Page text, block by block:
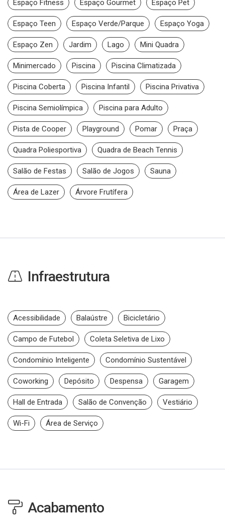
Espaço Fitness Espaço Gourmet Espaço Pet
Espaço Teen Espaço Verde/Parque Espaço Yoga
Espaço Zen Jardim Lago Mini Quadra
Minimercado Piscina Piscina Climatizada
Piscina Coberta Piscina Infantil Piscina Privativa
Piscina Semiolímpica Piscina para Adulto
Pista de Cooper Playground Pomar Praça
Quadra Poliesportiva Quadra de Beach Tennis
Salão de Festas Salão de Jogos Sauna
Área de Lazer Árvore Frutífera
Infraestrutura
Acessibilidade Balaústre Bicicletário
Campo de Futebol Coleta Seletiva de Lixo
Condomínio Inteligente Condomínio Sustentável
Coworking Depósito Despensa Garagem
Hall de Entrada Salão de Convenção Vestiário
Wi-Fi Área de Serviço
Acabamento